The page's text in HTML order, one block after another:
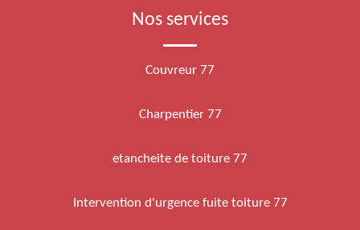
Nos services
Couvreur 77
Charpentier 77
etancheite de toiture 77
Intervention d'urgence fuite toiture 77